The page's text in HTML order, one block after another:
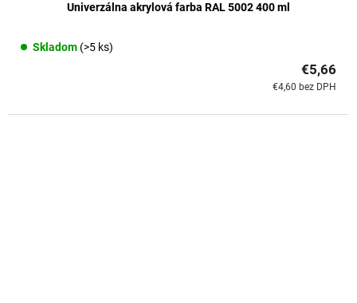
Univerzálna akrylová farba RAL 5002 400 ml
Skladom (>5 ks)
€4,60 bez DPH
€5,66